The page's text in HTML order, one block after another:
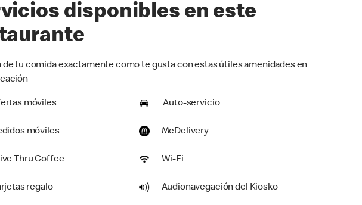
disponibles en este
de tu comida exactamente como te gusta con estas útiles amenidades en
móviles Auto-servicio
móviles McDelivery
Thru Coffee Wi-Fi
regalo Audionavegación del Kiosko